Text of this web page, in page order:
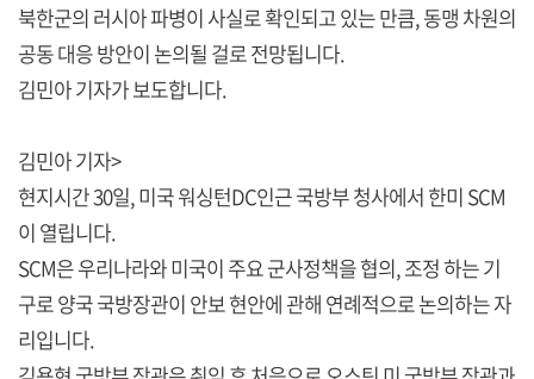
북한군의 러시아 파병이 사실로 확인되고 있는 만큼, 동맹 차원의
공동 대응 방안이 논의될 걸로 전망됩니다.
김민아 기자가 보도합니다.
김민아 기자>
현지시간 30일, 미국 워싱턴DC인근 국방부 청사에서 한미 SCM
이 열립니다.
SCM은 우리나라와 미국이 주요 군사정책을 협의, 조정 하는 기
구로 양국 국방장관이 안보 현안에 관해 연례적으로 논의하는 자
리입니다.